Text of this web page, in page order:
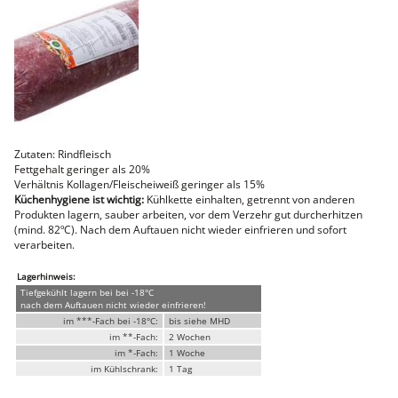
DELUXE SCHWEIN
STEAKS
DELUXE Rind
Steaks vom SCHWEIN
Nemetz-Menü
Putenwurst
Aufschnittwurst
Stangenwurst
Leberkäse
Würstel
Mini-Würstel
Selchwaren
Schinken
Putenschinken
Fische
Meeresfrüchte
Fisch
Zutaten: Rindfleisch
Fettgehalt geringer als 20%
Verhältnis Kollagen/Fleischeiweiß geringer als 15%
Küchenhygiene ist wichtig:Kühlkette einhalten, getrennt von anderen
Produkten lagern, sauber arbeiten, vor dem Verzehr gut durcherhitzen
(mind. 82ºC). Nach dem Auftauen nicht wieder einfrieren und sofort
verarbeiten.
Lagerhinweis:
Tiefgekühlt lagern bei bei -18°C
nach dem Auftauen nicht wieder einfrieren!
im ***-Fach bei -18°C:
bis siehe MHD
im **-Fach:
2 Wochen
im *-Fach:
1 Woche
im Kühlschrank:
1 Tag